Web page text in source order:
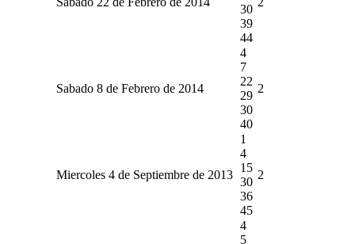
30
39
44
Sabado 8 de Febrero de 2014
4
7
22
29
30
40
2
Miercoles 4 de Septiembre de 2013
1
4
15
30
36
45
2
4
5